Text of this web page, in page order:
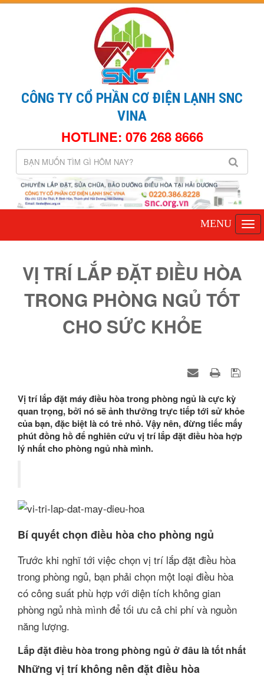
CÔNG TY CỔ PHẦN CƠ ĐIỆN LẠNH SNC
VINA
HOTLINE: 076 268 8666
VỊ TRÍ LẮP ĐẶT ĐIỀU HÒA
TRONG PHÒNG NGỦ TỐT
CHO SỨC KHỎE
Vị trí lắp đặt máy điều hòa trong phòng ngủ là cực kỳ
quan trọng, bởi nó sẽ ảnh thưởng trực tiếp tới sử khỏe
của bạn, đặc biệt là có trẻ nhỏ. Vậy nên, đừng tiếc mấy
phút đồng hồ để nghiên cứu vị trí lắp đặt điều hòa hợp
lý nhất cho phòng ngủ nhà mình.
Bí quyết chọn điều hòa cho phòng ngủ
Trước khi nghĩ tới việc chọn vị trí lắp đặt điều hòa
trong phòng ngủ, bạn phải chọn một loại điều hòa
có công suất phù hợp với diện tích không gian
phòng ngủ nhà mình để tối ưu cả chi phí và nguồn
năng lượng.
Lắp đặt điều hòa trong phòng ngủ ở đâu là tốt nhất
Những vị trí không nên đặt điều hòa